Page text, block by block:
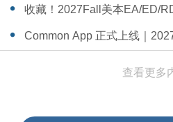
收藏！2027Fall美本EA/ED/
止日期汇总！
Common App 正式上线｜
查看更多